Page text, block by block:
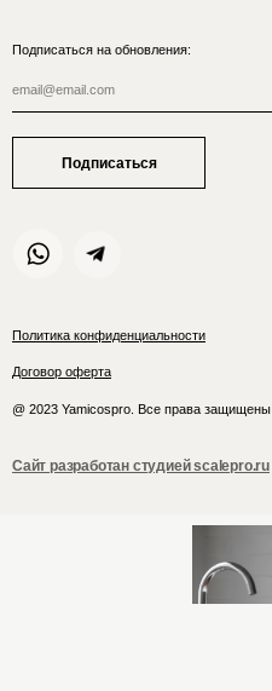
Политика конфиденциальности
Договор оферта
@ 2023 Yamicospro. Все права защищены
Сайт разработан студией scalepro.ru
Подписаться на обновления:
Подписаться